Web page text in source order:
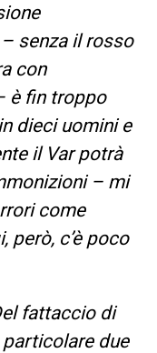
senza il rosso
con
è fin troppo
dieci uomini e
il Var potrà
– mi
come
però, c’è poco
fattaccio di
due